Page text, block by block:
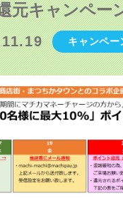
元キャンペー
キャンペー